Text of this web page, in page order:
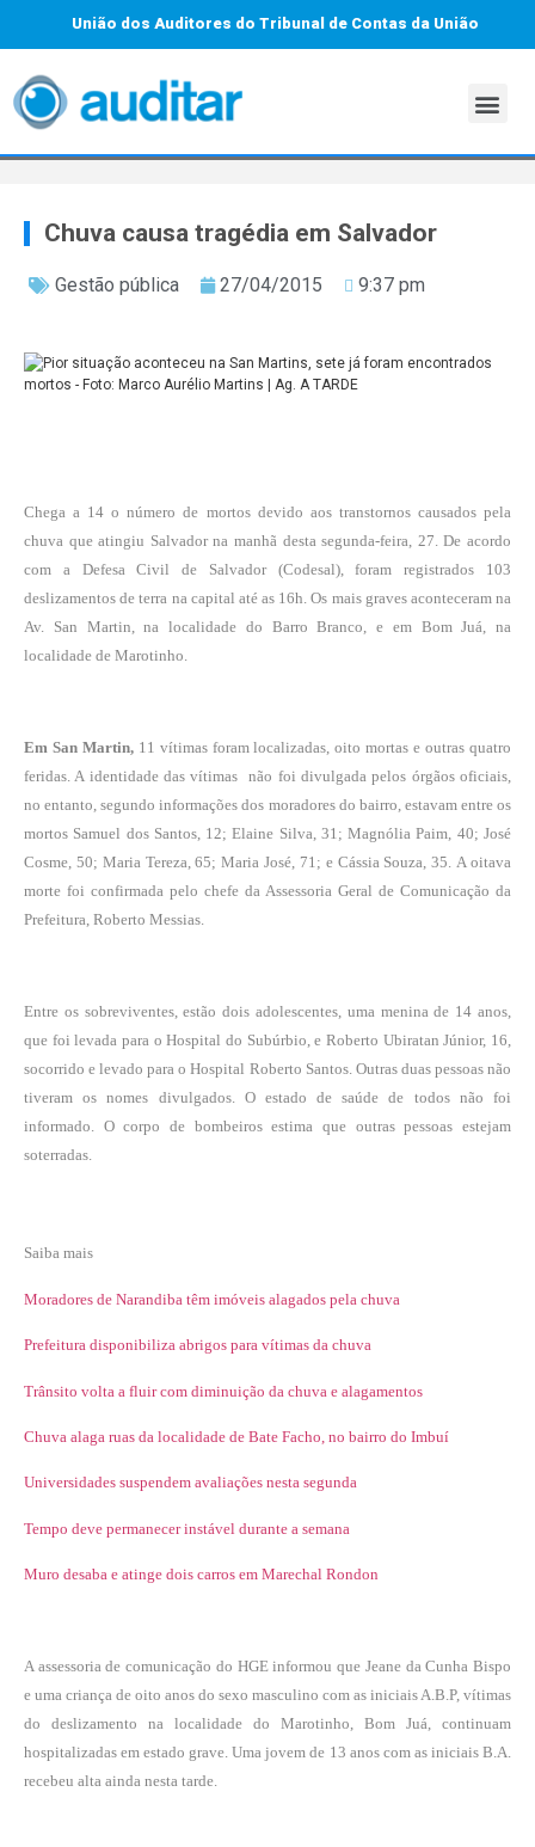
União dos Auditores do Tribunal de Contas da União
Chuva causa tragédia em Salvador
Gestão pública 27/04/2015 9:37 pm
Chega a 14 o número de mortos devido aos transtornos causados pela
chuva que atingiu Salvador na manhã desta segunda-feira, 27. De acordo
com a Defesa Civil de Salvador (Codesal), foram registrados 103
deslizamentos de terra na capital até as 16h. Os mais graves aconteceram na
Av. San Martin, na localidade do Barro Branco, e em Bom Juá, na
localidade de Marotinho.
Em San Martin,11 vítimas foram localizadas, oito mortas e outras quatro
feridas. A identidade das vítimas não foi divulgada pelos órgãos oficiais,
no entanto, segundo informações dos moradores do bairro, estavam entre os
mortos Samuel dos Santos, 12; Elaine Silva, 31; Magnólia Paim, 40; José
Cosme, 50; Maria Tereza, 65; Maria José, 71; e Cássia Souza, 35. A oitava
morte foi confirmada pelo chefe da Assessoria Geral de Comunicação da
Prefeitura, Roberto Messias.
Entre os sobreviventes, estão dois adolescentes, uma menina de 14 anos,
que foi levada para o Hospital do Subúrbio, e Roberto Ubiratan Júnior, 16,
socorrido e levado para o Hospital Roberto Santos. Outras duas pessoas não
tiveram os nomes divulgados. O estado de saúde de todos não foi
informado. O corpo de bombeiros estima que outras pessoas estejam
soterradas.
Saiba mais
Moradores de Narandiba têm imóveis alagados pela chuva
Prefeitura disponibiliza abrigos para vítimas da chuva
Trânsito volta a fluir com diminuição da chuva e alagamentos
Chuva alaga ruas da localidade de Bate Facho, no bairro do Imbuí
Universidades suspendem avaliações nesta segunda
Tempo deve permanecer instável durante a semana
Muro desaba e atinge dois carros em Marechal Rondon
A assessoria de comunicação do HGE informou que Jeane da Cunha Bispo
e uma criança de oito anos do sexo masculino com as iniciais A.B.P, vítimas
do deslizamento na localidade do Marotinho, Bom Juá, continuam
hospitalizadas em estado grave. Uma jovem de 13 anos com as iniciais B.A.
recebeu alta ainda nesta tarde.